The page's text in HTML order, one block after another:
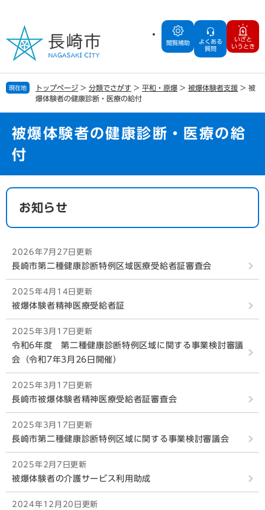
の
で
す
ー
ば
し
閲覧補助
よくある
質問
いざと
いうとき
現在地 トップページ > 分類でさがす > 平和・原爆 > 被爆体験者支援 > 被
爆体験者の健康診断・医療の給付
被爆体験者の健康診断・医療の給
付
本
お知らせ
2026年7月27日更新
長崎市第二種健康診断特例区域医療受給者証審査会
2025年4月14日更新
被爆体験者精神医療受給者証
2025年3月17日更新
令和6年度 第二種健康診断特例区域に関する事業検討審議
会（令和7年3月26日開催）
2025年3月17日更新
長崎市被爆体験者精神医療受給者証審査会
2025年3月17日更新
長崎市第二種健康診断特例区域に関する事業検討審議会
2025年2月7日更新
被爆体験者の介護サービス利用助成
2024年12月20日更新